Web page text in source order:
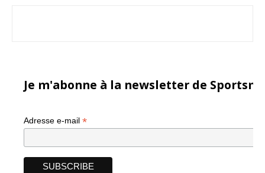
Je m'abonne à la newsletter de
Adresse e-mail *